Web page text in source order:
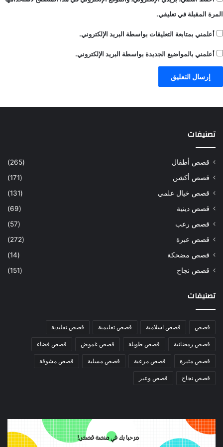
المرة المقبلة في تعليقي.
أعلمني بمتابعة التعليقات بواسطة البريد الإلكتروني.
أعلمني بالمواضيع الجديدة بواسطة البريد الإلكتروني.
تصنيفات
قصص أطفال
(265)
قصص أكشن
(171)
قصص خيال علمي
(131)
قصص دينية
(69)
قصص رعب
(57)
قصص عبرة
(272)
قصص مضحكة
(14)
قصص نجاح
(151)
تصنيفات
قصص قصص اسلامية قصص تعليمية قصص تقليدية
قصص رمضانية قصص طويلة قصص غموض قصص فضاء
قصص مثيرة قصص مرعبة قصص مسلية قصص مشوقة
قصص نجاح قصص وعبر